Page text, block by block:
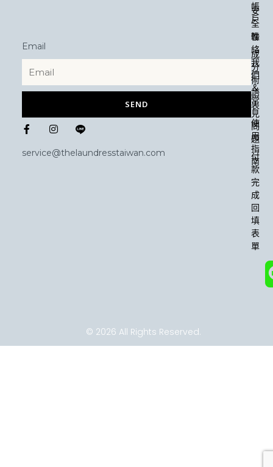
安
全
性
成
分
術
語
表
使
用
指
南
帳
戶
聯
絡
我
們
＆
常
見
問
題
付
款
完
成
回
填
表
單
Email
SEND
F
a
e
n
t
a
service@thelaundresstaiwan.com
© 2026 All Rights Reserved.